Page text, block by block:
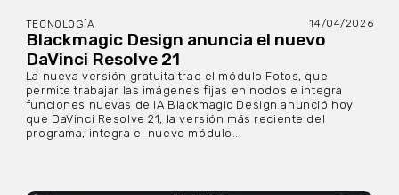
TECNOLOGÍA 14/04/2026
Blackmagic Design anuncia el nuevo
DaVinci Resolve 21
La nueva versión gratuita trae el módulo Fotos, que
permite trabajar las imágenes fijas en nodos e integra
funciones nuevas de IA Blackmagic Design anunció hoy
que DaVinci Resolve 21, la versión más reciente del
programa, integra el nuevo módulo...